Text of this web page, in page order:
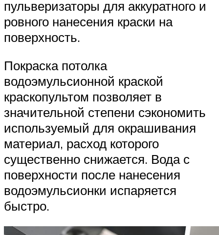
пульверизаторы для аккуратного и
ровного нанесения краски на
поверхность.
Покраска потолка
водоэмульсионной краской
краскопультом позволяет в
значительной степени сэкономить
используемый для окрашивания
материал, расход которого
существенно снижается. Вода с
поверхности после нанесения
водоэмульсионки испаряется
быстро.